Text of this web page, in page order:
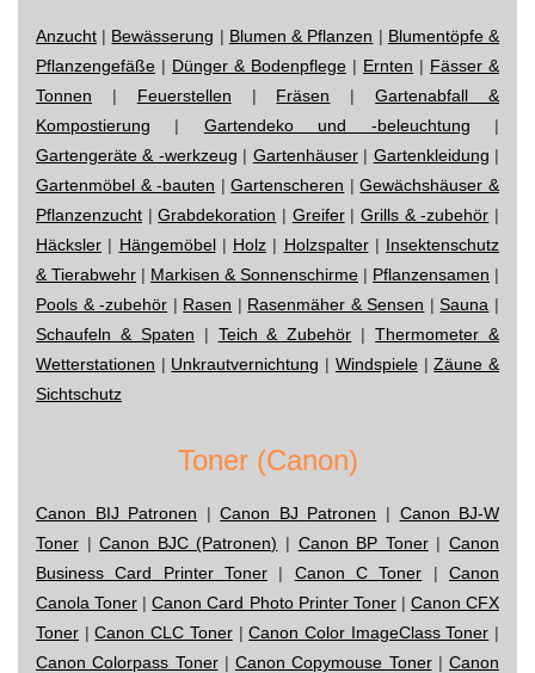
Anzucht | Bewässerung | Blumen & Pflanzen | Blumentöpfe &
Pflanzengefäße | Dünger & Bodenpflege | Ernten | Fässer &
Tonnen | Feuerstellen | Fräsen |Gartenabfall &
Kompostierung | Gartendeko und -beleuchtung |
Gartengeräte & -werkzeug | Gartenhäuser| Gartenkleidung |
Gartenmöbel & -bauten |Gartenscheren |Gewächshäuser &
Pflanzenzucht |Grabdekoration | Greifer|Grills & -zubehör |
Häcksler | Hängemöbel| Holz | Holzspalter| Insektenschutz
& Tierabwehr | Markisen & Sonnenschirme | Pflanzensamen |
Pools & -zubehör | Rasen | Rasenmäher & Sensen |Sauna |
Schaufeln & Spaten | Teich & Zubehör |Thermometer &
Wetterstationen | Unkrautvernichtung | Windspiele|Zäune &
Sichtschutz
Toner (Canon)
Canon BIJ Patronen |Canon BJ Patronen | Canon BJ-W
Toner |Canon BJC (Patronen) | Canon BP Toner|Canon
Business Card Printer Toner | Canon C Toner |Canon
Canola Toner |Canon Card Photo Printer Toner| Canon CFX
Toner |Canon CLC Toner|Canon Color ImageClass Toner |
Canon Colorpass Toner| Canon Copymouse Toner| Canon